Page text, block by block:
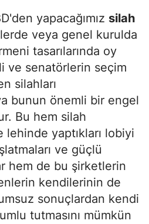
yapacağımız silah
veya genel kurulda
tasarılarında oy
ve senatörlerin seçim
silahları
bunun önemli bir engel
Bu hem silah
yaptıkları lobiyi
ve güçlü
hem de bu şirketlerin
kendilerinin de
sonuçlardan kendi
tutmasını mümkün